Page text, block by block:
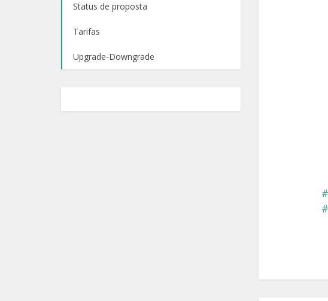
Status de proposta
Tarifas
Upgrade-Downgrade